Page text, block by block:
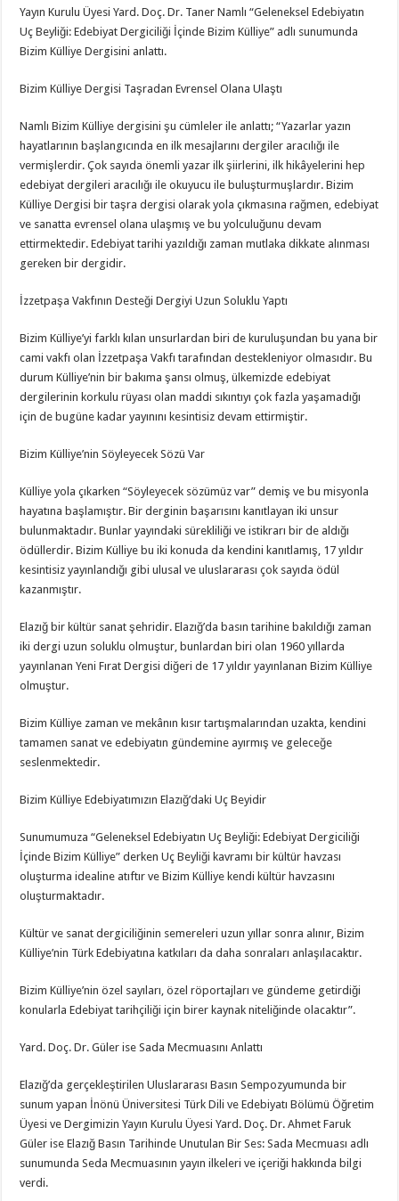
Yayın Kurulu Üyesi Yard. Doç. Dr. Taner Namlı “Geleneksel Edebiyatın
Uç Beyliği: Edebiyat Dergiciliği İçinde Bizim Külliye” adlı sunumunda
Bizim Külliye Dergisini anlattı.
Bizim Külliye Dergisi Taşradan Evrensel Olana Ulaştı
Namlı Bizim Külliye dergisini şu cümleler ile anlattı; “Yazarlar yazın
hayatlarının başlangıcında en ilk mesajlarını dergiler aracılığı ile
vermişlerdir. Çok sayıda önemli yazar ilk şiirlerini, ilk hikâyelerini hep
edebiyat dergileri aracılığı ile okuyucu ile buluşturmuşlardır. Bizim
Külliye Dergisi bir taşra dergisi olarak yola çıkmasına rağmen, edebiyat
ve sanatta evrensel olana ulaşmış ve bu yolculuğunu devam
ettirmektedir. Edebiyat tarihi yazıldığı zaman mutlaka dikkate alınması
gereken bir dergidir.
İzzetpaşa Vakfının Desteği Dergiyi Uzun Soluklu Yaptı
Bizim Külliye’yi farklı kılan unsurlardan biri de kuruluşundan bu yana bir
cami vakfı olan İzzetpaşa Vakfı tarafından destekleniyor olmasıdır. Bu
durum Külliye’nin bir bakıma şansı olmuş, ülkemizde edebiyat
dergilerinin korkulu rüyası olan maddi sıkıntıyı çok fazla yaşamadığı
için de bugüne kadar yayınını kesintisiz devam ettirmiştir.
Bizim Külliye’nin Söyleyecek Sözü Var
Külliye yola çıkarken “Söyleyecek sözümüz var” demiş ve bu misyonla
hayatına başlamıştır. Bir derginin başarısını kanıtlayan iki unsur
bulunmaktadır. Bunlar yayındaki sürekliliği ve istikrarı bir de aldığı
ödüllerdir. Bizim Külliye bu iki konuda da kendini kanıtlamış, 17 yıldır
kesintisiz yayınlandığı gibi ulusal ve uluslararası çok sayıda ödül
kazanmıştır.
Elazığ bir kültür sanat şehridir. Elazığ’da basın tarihine bakıldığı zaman
iki dergi uzun soluklu olmuştur, bunlardan biri olan 1960 yıllarda
yayınlanan Yeni Fırat Dergisi diğeri de 17 yıldır yayınlanan Bizim Külliye
olmuştur.
Bizim Külliye zaman ve mekânın kısır tartışmalarından uzakta, kendini
tamamen sanat ve edebiyatın gündemine ayırmış ve geleceğe
seslenmektedir.
Bizim Külliye Edebiyatımızın Elazığ’daki Uç Beyidir
Sunumumuza “Geleneksel Edebiyatın Uç Beyliği: Edebiyat Dergiciliği
İçinde Bizim Külliye” derken Uç Beyliği kavramı bir kültür havzası
oluşturma idealine atıftır ve Bizim Külliye kendi kültür havzasını
oluşturmaktadır.
Kültür ve sanat dergiciliğinin semereleri uzun yıllar sonra alınır, Bizim
Külliye’nin Türk Edebiyatına katkıları da daha sonraları anlaşılacaktır.
Bizim Külliye’nin özel sayıları, özel röportajları ve gündeme getirdiği
konularla Edebiyat tarihçiliği için birer kaynak niteliğinde olacaktır”.
Yard. Doç. Dr. Güler ise Sada Mecmuasını Anlattı
Elazığ’da gerçekleştirilen Uluslararası Basın Sempozyumunda bir
sunum yapan İnönü Üniversitesi Türk Dili ve Edebiyatı Bölümü Öğretim
Üyesi ve Dergimizin Yayın Kurulu Üyesi Yard. Doç. Dr. Ahmet Faruk
Güler ise Elazığ Basın Tarihinde Unutulan Bir Ses: Sada Mecmuası adlı
sunumunda Seda Mecmuasının yayın ilkeleri ve içeriği hakkında bilgi
verdi.